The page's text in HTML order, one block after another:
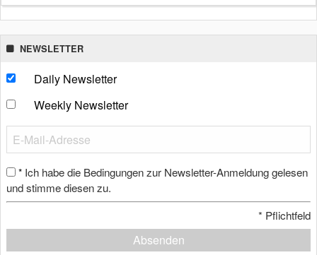
NEWSLETTER
Daily Newsletter
Weekly Newsletter
* Ich habe die Bedingungen zur Newsletter-Anmeldung gelesen
und stimme diesen zu.
* Pflichtfeld
Absenden